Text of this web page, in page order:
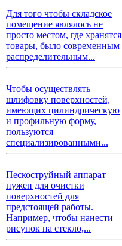
Для того чтобы складское
помещение являлось не
просто местом, где хранятся
товары, было современным
распределительным...
Чтобы осуществлять
шлифовку поверхностей,
имеющих цилиндрическую
и профильную форму,
пользуются
специализированными...
Пескоструйный аппарат
нужен для очистки
поверхностей для
предстоящей работы.
Например, чтобы нанести
рисунок на стекло,...